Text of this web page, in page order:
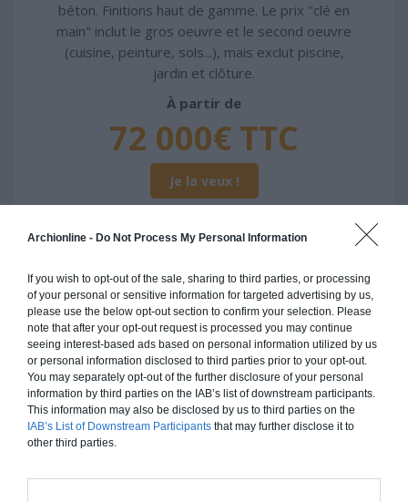
Archionline - Do Not Process My Personal Information
If you wish to opt-out of the sale, sharing to third parties, or processing
of your personal or sensitive information for targeted advertising by us,
please use the below opt-out section to confirm your selection. Please
note that after your opt-out request is processed you may continue
seeing interest-based ads based on personal information utilized by us
or personal information disclosed to third parties prior to your opt-out.
You may separately opt-out of the further disclosure of your personal
information by third parties on the IAB’s list of downstream participants.
This information may also be disclosed by us to third parties on the
IAB’s List of Downstream Participants that may further disclose it to
other third parties.
béton. Finitions haut de gamme. Le prix "clé en
main" inclut le gros oeuvre et le second oeuvre
(cuisine, peinture, sols...), mais exclut piscine,
jardin et clôture.
À partir de
72 000€ TTC
Je la veux !
Construction ossature bois
Chiffrage estimatif pour : Fondations et normes
standards. Construction en ossature bois isolé.
Finitions haut de gamme. Le prix "clé en main"
inclut le gros oeuvre et le second oeuvre (cuisine,
peinture, sols...), mais exclut piscine, jardin et
clôture.
72 000€ TTC